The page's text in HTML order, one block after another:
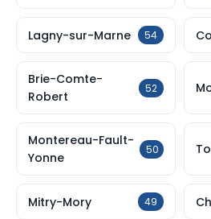
Lagny-sur-Marne 54
Brie-Comte-
Robert
52
Montereau-Fault-
Yonne
50
Mitry-Mory 49